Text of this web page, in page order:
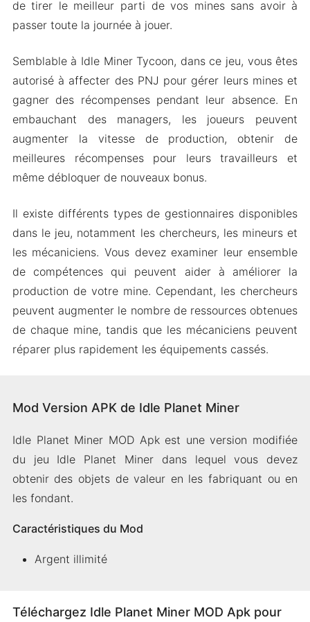
de tirer le meilleur parti de vos mines sans avoir à
passer toute la journée à jouer.
Semblable à Idle Miner Tycoon, dans ce jeu, vous êtes
autorisé à affecter des PNJ pour gérer leurs mines et
gagner des récompenses pendant leur absence. En
embauchant des managers, les joueurs peuvent
augmenter la vitesse de production, obtenir de
meilleures récompenses pour leurs travailleurs et
même débloquer de nouveaux bonus.
Il existe différents types de gestionnaires disponibles
dans le jeu, notamment les chercheurs, les mineurs et
les mécaniciens. Vous devez examiner leur ensemble
de compétences qui peuvent aider à améliorer la
production de votre mine. Cependant, les chercheurs
peuvent augmenter le nombre de ressources obtenues
de chaque mine, tandis que les mécaniciens peuvent
réparer plus rapidement les équipements cassés.
Mod Version APK de Idle Planet Miner
Idle Planet Miner MOD Apk est une version modifiée
du jeu Idle Planet Miner dans lequel vous devez
obtenir des objets de valeur en les fabriquant ou en
les fondant.
Caractéristiques du Mod
Argent illimité
Téléchargez Idle Planet Miner MOD Apk pour